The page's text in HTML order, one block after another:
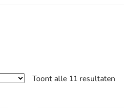
Toont alle 11 resultaten